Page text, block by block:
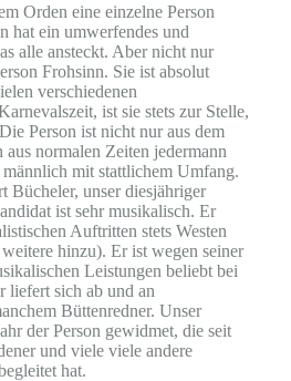
Orden eine einzelne Person
hat ein umwerfendes und
alle ansteckt. Aber nicht nur
Frohsinn. Sie ist absolut
verschiedenen
ist sie stets zur Stelle,
Person ist nicht nur aus dem
normalen Zeiten jedermann
mit stattlichem Umfang.
Bücheler, unser diesjähriger
ist sehr musikalisch. Er
Auftritten stets Westen
hinzu). Er ist wegen seiner
Leistungen beliebt bei
liefert sich ab und an
Büttenredner. Unser
der Person gewidmet, die seit
und viele viele andere
hat.